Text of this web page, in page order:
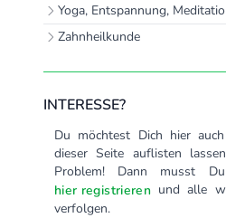
Yoga, Entspannung,
Zahnheilkunde
INTERESSE?
Du möchtest Dich hier
dieser Seite auflisten
Problem! Dann musst
hier registrierenund alle
verfolgen.